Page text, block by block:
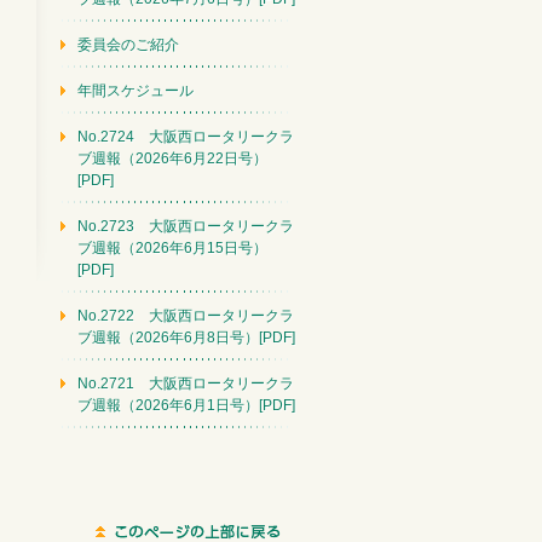
委員会のご紹介
年間スケジュール
No.2724 大阪西ロータリークラ
ブ週報（2026年6月22日号）
[PDF]
No.2723 大阪西ロータリークラ
ブ週報（2026年6月15日号）
[PDF]
No.2722 大阪西ロータリークラ
ブ週報（2026年6月8日号）[PDF]
No.2721 大阪西ロータリークラ
ブ週報（2026年6月1日号）[PDF]